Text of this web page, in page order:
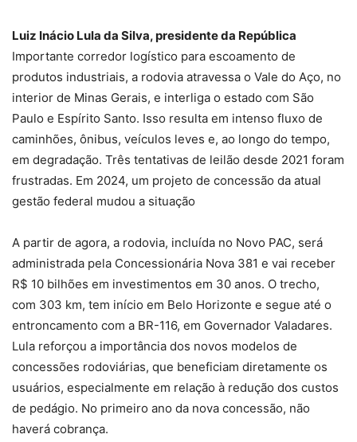
Luiz Inácio Lula da Silva, presidente da República
Importante corredor logístico para escoamento de
produtos industriais, a rodovia atravessa o Vale do Aço, no
interior de Minas Gerais, e interliga o estado com São
Paulo e Espírito Santo. Isso resulta em intenso fluxo de
caminhões, ônibus, veículos leves e, ao longo do tempo,
em degradação. Três tentativas de leilão desde 2021 foram
frustradas. Em 2024, um projeto de concessão da atual
gestão federal mudou a situação
A partir de agora, a rodovia, incluída no Novo PAC, será
administrada pela Concessionária Nova 381 e vai receber
R$ 10 bilhões em investimentos em 30 anos. O trecho,
com 303 km, tem início em Belo Horizonte e segue até o
entroncamento com a BR-116, em Governador Valadares.
Lula reforçou a importância dos novos modelos de
concessões rodoviárias, que beneficiam diretamente os
usuários, especialmente em relação à redução dos custos
de pedágio. No primeiro ano da nova concessão, não
haverá cobrança.